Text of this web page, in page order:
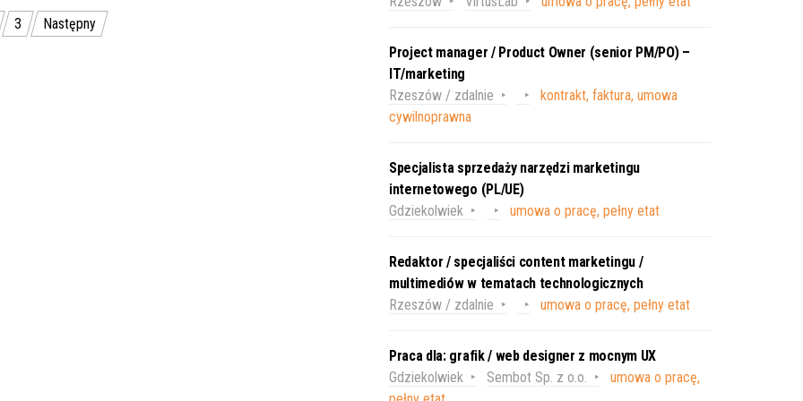
3 Następny
Project manager / Product Owner (senior PM/PO) –
IT/marketing
Rzeszów / zdalnie
kontrakt, faktura, umowa
cywilnoprawna
Specjalista sprzedaży narzędzi marketingu
internetowego (PL/UE)
Gdziekolwiek
umowa o pracę, pełny etat
Redaktor / specjaliści content marketingu /
multimediów w tematach technologicznych
Rzeszów / zdalnie
umowa o pracę, pełny etat
Praca dla: grafik / web designer z mocnym UX
Gdziekolwiek
Sembot Sp. z o.o.
umowa o pracę,